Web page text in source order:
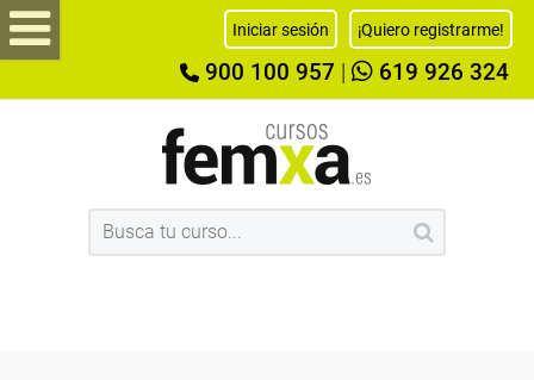
Iniciar sesión ¡Quiero registrarme!
900 100 957 619 926 324